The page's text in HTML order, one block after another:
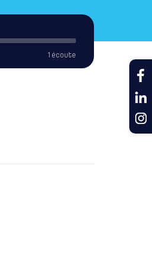
1 écoute